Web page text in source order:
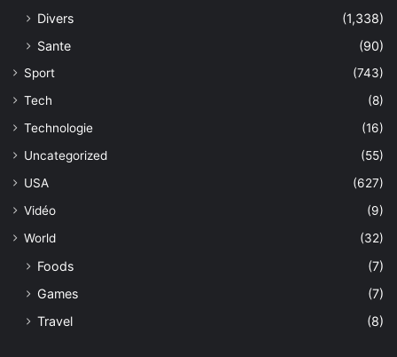
Divers
(1,338)
Sante
(90)
Sport
(743)
Tech
(8)
Technologie
(16)
Uncategorized
(55)
USA
(627)
Vidéo
(9)
World
(32)
Foods
(7)
Games
(7)
Travel
(8)